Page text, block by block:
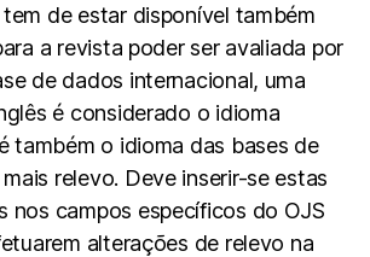
de estar disponível também
a revista poder ser avaliada por
de dados internacional, uma
é considerado o idioma
também o idioma das bases de
relevo. Deve inserir-se estas
nos campos específicos do OJS
alterações de relevo na